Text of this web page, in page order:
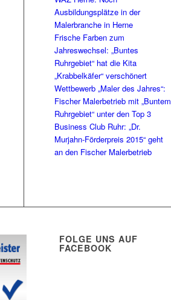
Ausbildungsplätze in der
Malerbranche in Herne
Frische Farben zum
Jahreswechsel: „Buntes
Ruhrgebiet“ hat die Kita
„Krabbelkäfer“ verschönert
Wettbewerb „Maler des Jahres“:
Fischer Malerbetrieb mit „Buntem
Ruhrgebiet“ unter den Top 3
Business Club Ruhr: „Dr.
Murjahn-Förderpreis 2015“ geht
an den Fischer Malerbetrieb
FOLGE UNS AUF
FACEBOOK